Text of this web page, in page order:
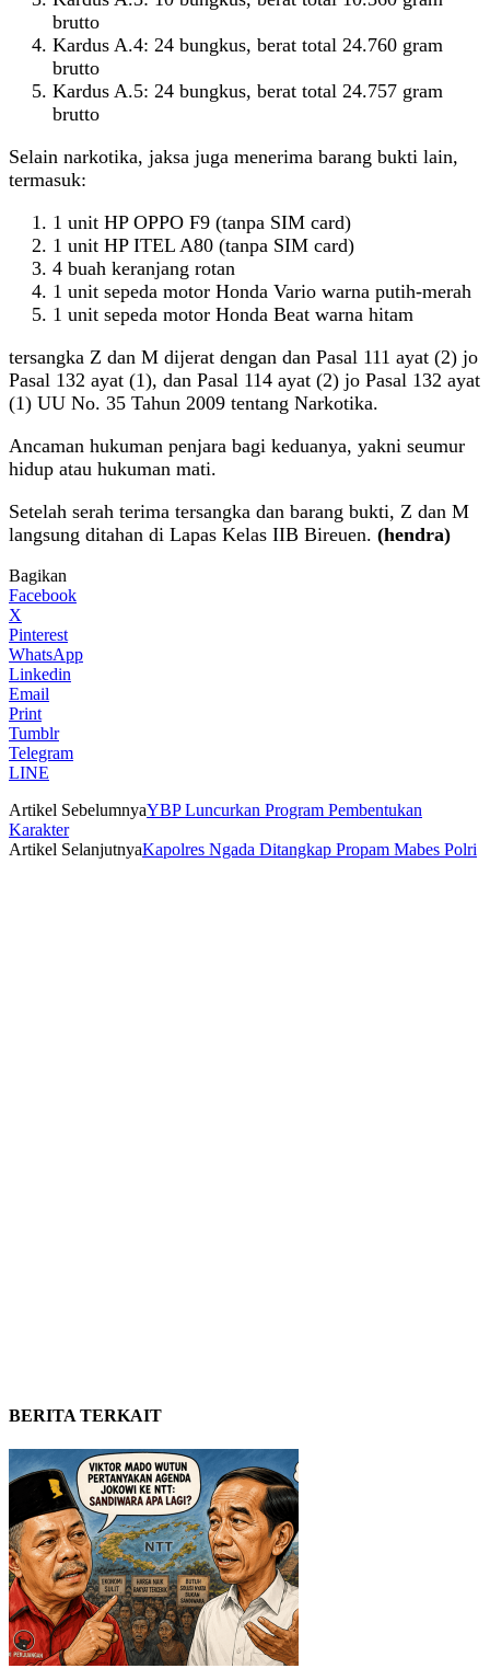
brutto
Kardus A.4: 24 bungkus, berat total 24.760 gram
brutto
Kardus A.5: 24 bungkus, berat total 24.757 gram
brutto
Selain narkotika, jaksa juga menerima barang bukti lain,
termasuk:
1 unit HP OPPO F9 (tanpa SIM card)
1 unit HP ITEL A80 (tanpa SIM card)
4 buah keranjang rotan
1 unit sepeda motor Honda Vario warna putih-merah
1 unit sepeda motor Honda Beat warna hitam
tersangka Z dan M dijerat dengan dan Pasal 111 ayat (2) jo
Pasal 132 ayat (1), dan Pasal 114 ayat (2) jo Pasal 132 ayat
(1) UU No. 35 Tahun 2009 tentang Narkotika.
Ancaman hukuman penjara bagi keduanya, yakni seumur
hidup atau hukuman mati.
Setelah serah terima tersangka dan barang bukti, Z dan M
langsung ditahan di Lapas Kelas IIB Bireuen. (hendra)
Bagikan
Facebook
X
Pinterest
WhatsApp
Linkedin
Email
Print
Tumblr
Telegram
LINE
Artikel SebelumnyaYBP Luncurkan Program Pembentukan
Karakter
Artikel SelanjutnyaKapolres Ngada Ditangkap Propam Mabes Polri
BERITA TERKAIT